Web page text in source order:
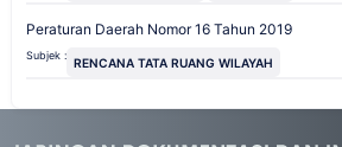
Peraturan Daerah Nomor 16 Tahun 2019
Subjek : RENCANA TATA RUANG WILAYAH